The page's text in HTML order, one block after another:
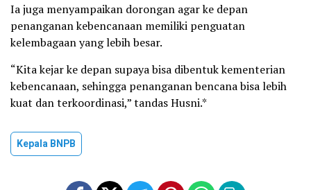
Ia juga menyampaikan dorongan agar ke depan
penanganan kebencanaan memiliki penguatan
kelembagaan yang lebih besar.
“Kita kejar ke depan supaya bisa dibentuk kementerian
kebencanaan, sehingga penanganan bencana bisa lebih
kuat dan terkoordinasi,” tandas Husni.*
Kepala BNPB